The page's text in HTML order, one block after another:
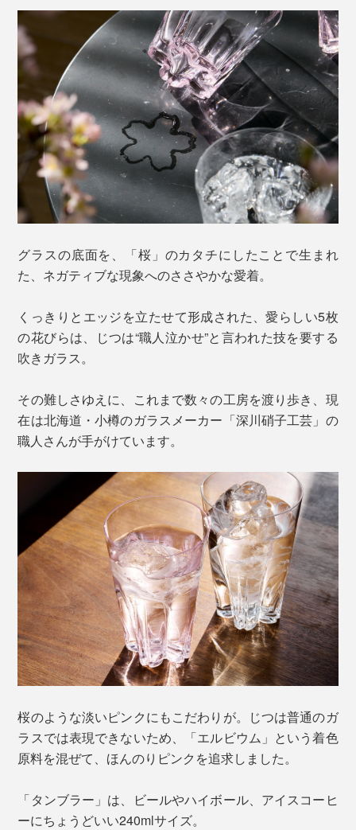
グラスの底面を、「桜」のカタチにしたことで生まれ
た、ネガティブな現象へのささやかな愛着。
くっきりとエッジを立たせて形成された、愛らしい5枚
の花びらは、じつは“職人泣かせ”と言われた技を要する
吹きガラス。
その難しさゆえに、これまで数々の工房を渡り歩き、現
在は北海道・小樽のガラスメーカー「深川硝子工芸」の
職人さんが手がけています。
桜のような淡いピンクにもこだわりが。じつは普通のガ
ラスでは表現できないため、「エルビウム」という着色
原料を混ぜて、ほんのりピンクを追求しました。
「タンブラー」は、ビールやハイボール、アイスコーヒ
ーにちょうどいい240mlサイズ。